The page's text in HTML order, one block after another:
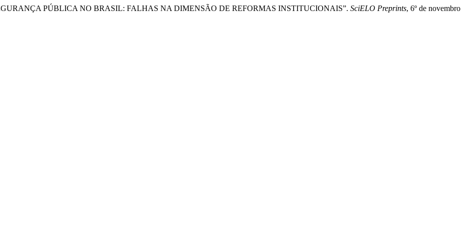
PÚBLICA NO BRASIL: FALHAS NA DIMENSÃO DE REFORMAS INSTITUCIONAIS”. SciELO Preprints, 6º de novembro